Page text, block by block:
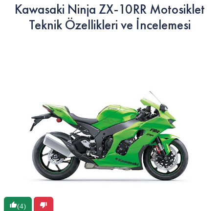
Kawasaki Ninja ZX-10RR Motosiklet
Teknik Özellikleri ve İncelemesi
(4)